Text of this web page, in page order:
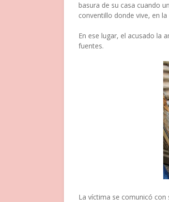
basura de su casa cuando
conventillo donde vive, en
En ese lugar, el acusado la
fuentes.
La víctima se comunicó